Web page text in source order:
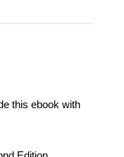
this ebook with